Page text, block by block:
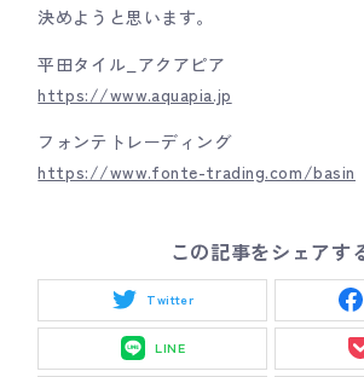
決めようと思います。
平田タイル_アクアピア
https://www.aquapia.jp
フォンテトレーディング
https://www.fonte-trading.com/basin
この記事をシェアす
Twitter
LINE